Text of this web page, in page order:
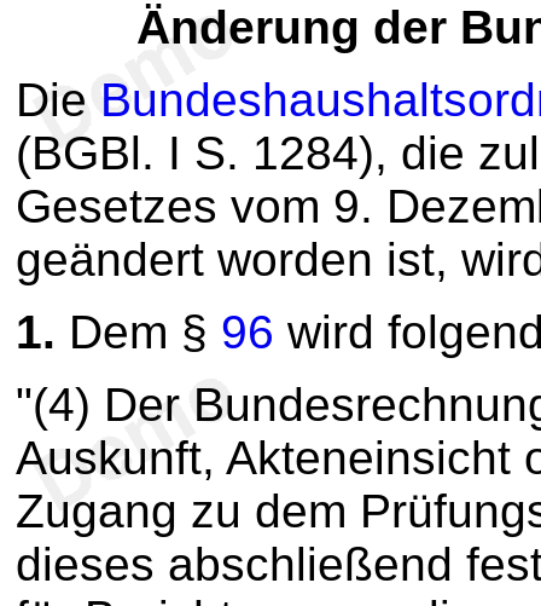
Änderung der
Die
(BGBl. I S. 1284), die
Gesetzes vom 9.
geändert worden ist,
1. Dem § 96 wird
"(4) Der
Auskunft, Akteneinsicht
Zugang zu dem
dieses abschließend